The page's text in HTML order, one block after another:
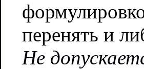
перенять и
Не